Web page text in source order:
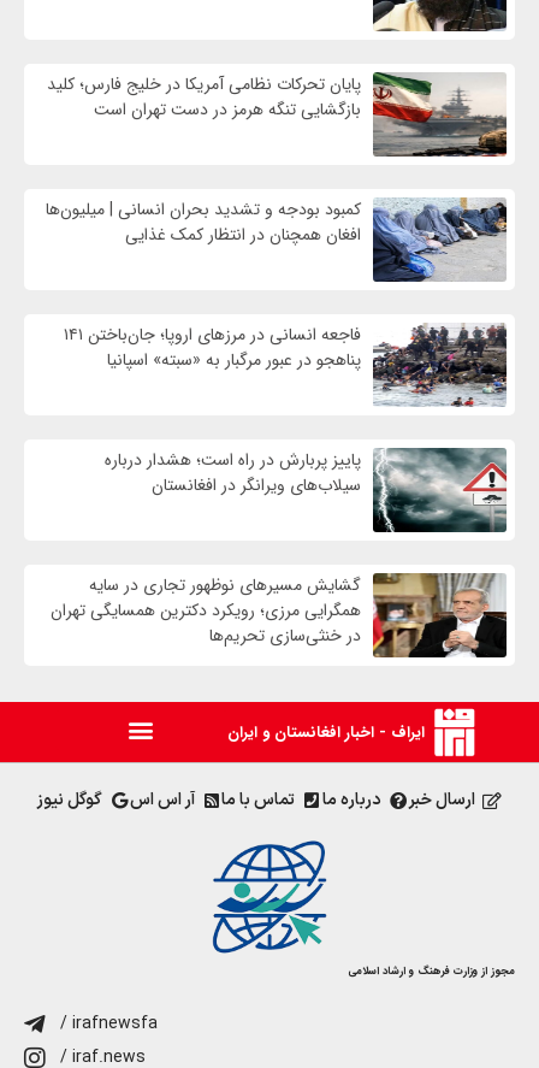
پایان تحرکات نظامی آمریکا در خلیج فارس؛ کلید
بازگشایی تنگه هرمز در دست تهران است
کمبود بودجه و تشدید بحران انسانی | میلیون‌ها
افغان همچنان در انتظار کمک غذایی
فاجعه انسانی در مرزهای اروپا؛ جان‌باختن ۱۴۱
پناهجو در عبور مرگبار به «سبته» اسپانیا
پاییز پربارش در راه است؛ هشدار درباره
سیلاب‌های ویرانگر در افغانستان
گشایش مسیرهای نوظهور تجاری در سایه
همگرایی مرزی؛ رویکرد دکترین همسایگی تهران
در خنثی‌سازی تحریم‌ها
ایراف - اخبار افغانستان و ایران
ارسال خبر درباره ما تماس با ما آر اس اس گوگل نیوز
مجوز از وزارت فرهنگ و ارشاد اسلامی
/ irafnewsfa
/ iraf.news